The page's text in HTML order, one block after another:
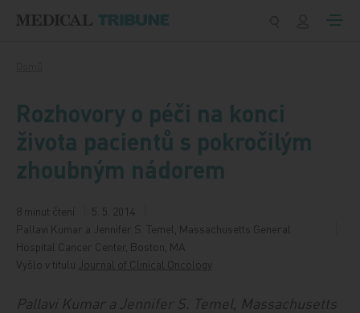
Rozhovory o péči na konci
života pacientů s pokročilým
zhoubným nádorem
8 minut čtení
5. 5. 2014
Pallavi Kumar a Jennifer S. Temel, Massachusetts General
Hospital Cancer Center, Boston, MA
Vyšlo v titulu Journal of Clinical Oncology
Pallavi Kumar a Jennifer S. Temel, Massachusetts